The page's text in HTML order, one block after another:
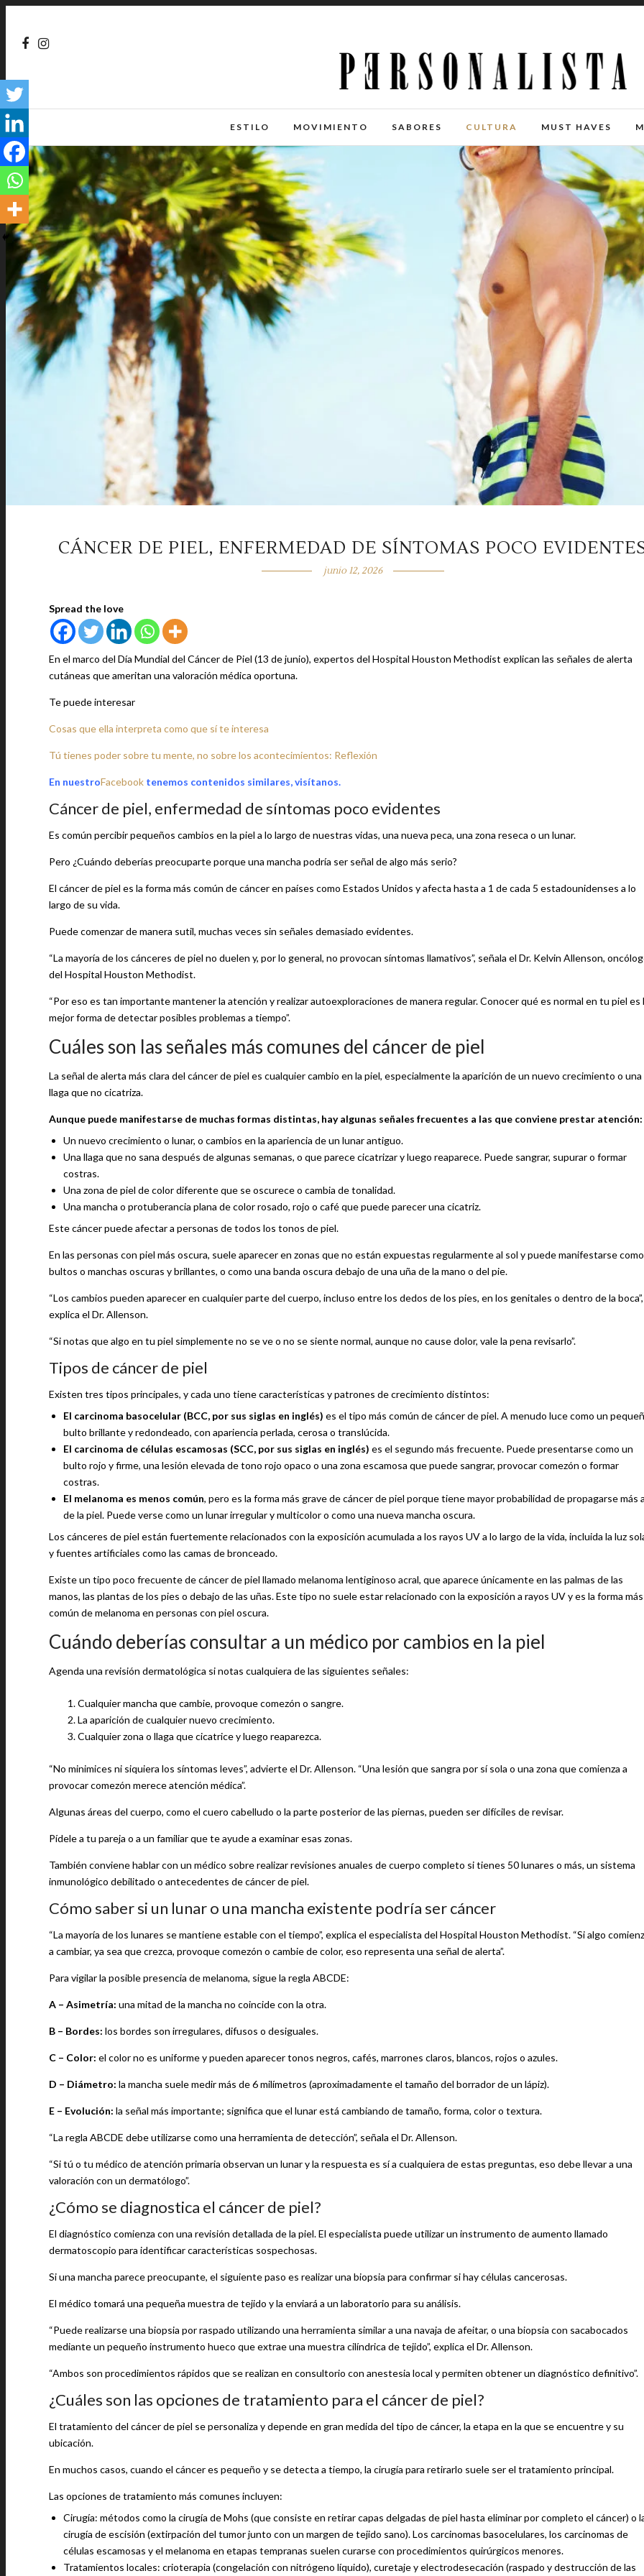
ESTILO MOVIMIENTO SABORES CULTURA MUST HAVES
CÁNCER DE PIEL, ENFERMEDAD DE SÍNTOMAS POCO
junio 12, 2026
Spread the love
En el marco del Día Mundial del Cáncer de Piel (13 de junio), expertos del Hospital Houston Methodist explican las señales de alerta
cutáneas que ameritan una valoración médica oportuna.
Te puede interesar
Cosas que ella interpreta como que sí te interesa
Tú tienes poder sobre tu mente, no sobre los acontecimientos: Reflexión
En nuestroFacebook tenemos contenidos similares, visítanos.
Cáncer de piel, enfermedad de síntomas poco evidentes
Es común percibir pequeños cambios en la piel a lo largo de nuestras vidas, una nueva peca, una zona reseca o un lunar.
Pero ¿Cuándo deberías preocuparte porque una mancha podría ser señal de algo más serio?
El cáncer de piel es la forma más común de cáncer en países como Estados Unidos y afecta hasta a 1 de cada 5 estadounidenses a lo
largo de su vida.
Puede comenzar de manera sutil, muchas veces sin señales demasiado evidentes.
“La mayoría de los cánceres de piel no duelen y, por lo general, no provocan síntomas llamativos”, señala el Dr. Kelvin Allenson,
del Hospital Houston Methodist.
“Por eso es tan importante mantener la atención y realizar autoexploraciones de manera regular. Conocer qué es normal en tu piel es
mejor forma de detectar posibles problemas a tiempo”.
Cuáles son las señales más comunes del cáncer de piel
La señal de alerta más clara del cáncer de piel es cualquier cambio en la piel, especialmente la aparición de un nuevo crecimiento o una
llaga que no cicatriza.
Aunque puede manifestarse de muchas formas distintas, hay algunas señales frecuentes a las que conviene prestar atención:
Un nuevo crecimiento o lunar, o cambios en la apariencia de un lunar antiguo.
Una llaga que no sana después de algunas semanas, o que parece cicatrizar y luego reaparece. Puede sangrar, supurar o formar
costras.
Una zona de piel de color diferente que se oscurece o cambia de tonalidad.
Una mancha o protuberancia plana de color rosado, rojo o café que puede parecer una cicatriz.
Este cáncer puede afectar a personas de todos los tonos de piel.
En las personas con piel más oscura, suele aparecer en zonas que no están expuestas regularmente al sol y puede manifestarse como
bultos o manchas oscuras y brillantes, o como una banda oscura debajo de una uña de la mano o del pie.
“Los cambios pueden aparecer en cualquier parte del cuerpo, incluso entre los dedos de los pies, en los genitales o dentro de la boca”,
explica el Dr. Allenson.
“Si notas que algo en tu piel simplemente no se ve o no se siente normal, aunque no cause dolor, vale la pena revisarlo”.
Tipos de cáncer de piel
Existen tres tipos principales, y cada uno tiene características y patrones de crecimiento distintos:
El carcinoma basocelular (BCC, por sus siglas en inglés) es el tipo más común de cáncer de piel. A menudo luce como un
bulto brillante y redondeado, con apariencia perlada, cerosa o translúcida.
El carcinoma de células escamosas (SCC, por sus siglas en inglés) es el segundo más frecuente. Puede presentarse como un
bulto rojo y firme, una lesión elevada de tono rojo opaco o una zona escamosa que puede sangrar, provocar comezón o formar
costras.
El melanoma es menos común, pero es la forma más grave de cáncer de piel porque tiene mayor probabilidad de propagarse más
de la piel. Puede verse como un lunar irregular y multicolor o como una nueva mancha oscura.
Los cánceres de piel están fuertemente relacionados con la exposición acumulada a los rayos UV a lo largo de la vida, incluida la luz
y fuentes artificiales como las camas de bronceado.
Existe un tipo poco frecuente de cáncer de piel llamado melanoma lentiginoso acral, que aparece únicamente en las palmas de las
manos, las plantas de los pies o debajo de las uñas. Este tipo no suele estar relacionado con la exposición a rayos UV y es la forma más
común de melanoma en personas con piel oscura.
Cuándo deberías consultar a un médico por cambios en la piel
Agenda una revisión dermatológica si notas cualquiera de las siguientes señales:
Cualquier mancha que cambie, provoque comezón o sangre.
La aparición de cualquier nuevo crecimiento.
Cualquier zona o llaga que cicatrice y luego reaparezca.
“No minimices ni siquiera los síntomas leves”, advierte el Dr. Allenson. “Una lesión que sangra por sí sola o una zona que comienza a
provocar comezón merece atención médica”.
Algunas áreas del cuerpo, como el cuero cabelludo o la parte posterior de las piernas, pueden ser difíciles de revisar.
Pídele a tu pareja o a un familiar que te ayude a examinar esas zonas.
También conviene hablar con un médico sobre realizar revisiones anuales de cuerpo completo si tienes 50 lunares o más, un sistema
inmunológico debilitado o antecedentes de cáncer de piel.
Cómo saber si un lunar o una mancha existente podría ser cáncer
“La mayoría de los lunares se mantiene estable con el tiempo”, explica el especialista del Hospital Houston Methodist. “Si algo
a cambiar, ya sea que crezca, provoque comezón o cambie de color, eso representa una señal de alerta”.
Para vigilar la posible presencia de melanoma, sigue la regla ABCDE:
A – Asimetría: una mitad de la mancha no coincide con la otra.
B – Bordes: los bordes son irregulares, difusos o desiguales.
C – Color: el color no es uniforme y pueden aparecer tonos negros, cafés, marrones claros, blancos, rojos o azules.
D – Diámetro: la mancha suele medir más de 6 milímetros (aproximadamente el tamaño del borrador de un lápiz).
E – Evolución: la señal más importante; significa que el lunar está cambiando de tamaño, forma, color o textura.
“La regla ABCDE debe utilizarse como una herramienta de detección”, señala el Dr. Allenson.
“Si tú o tu médico de atención primaria observan un lunar y la respuesta es sí a cualquiera de estas preguntas, eso debe llevar a una
valoración con un dermatólogo”.
¿Cómo se diagnostica el cáncer de piel?
El diagnóstico comienza con una revisión detallada de la piel. El especialista puede utilizar un instrumento de aumento llamado
dermatoscopio para identificar características sospechosas.
Si una mancha parece preocupante, el siguiente paso es realizar una biopsia para confirmar si hay células cancerosas.
El médico tomará una pequeña muestra de tejido y la enviará a un laboratorio para su análisis.
“Puede realizarse una biopsia por raspado utilizando una herramienta similar a una navaja de afeitar, o una biopsia con sacabocados
mediante un pequeño instrumento hueco que extrae una muestra cilíndrica de tejido”, explica el Dr. Allenson.
“Ambos son procedimientos rápidos que se realizan en consultorio con anestesia local y permiten obtener un diagnóstico definitivo”.
¿Cuáles son las opciones de tratamiento para el cáncer de piel?
El tratamiento del cáncer de piel se personaliza y depende en gran medida del tipo de cáncer, la etapa en la que se encuentre y su
ubicación.
En muchos casos, cuando el cáncer es pequeño y se detecta a tiempo, la cirugía para retirarlo suele ser el tratamiento principal.
Las opciones de tratamiento más comunes incluyen:
Cirugía: métodos como la cirugía de Mohs (que consiste en retirar capas delgadas de piel hasta eliminar por completo el cáncer) o
cirugía de escisión (extirpación del tumor junto con un margen de tejido sano). Los carcinomas basocelulares, los carcinomas de
células escamosas y el melanoma en etapas tempranas suelen curarse con procedimientos quirúrgicos menores.
Tratamientos locales: crioterapia (congelación con nitrógeno líquido), curetaje y electrodesecación (raspado y destrucción de las